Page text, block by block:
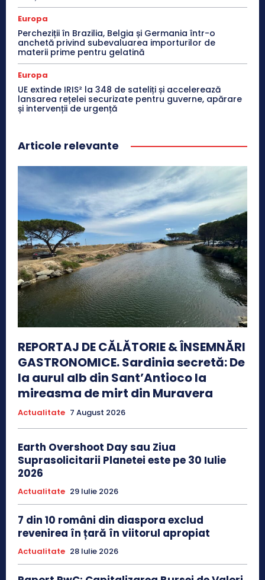
Europa
Percheziții în Brazilia, Belgia și Germania într-o
anchetă privind subevaluarea importurilor de
materii prime pentru gelatină
Europa
UE extinde IRIS² la 348 de sateliți și accelerează
lansarea rețelei securizate pentru guverne, apărare
și intervenții de urgență
Articole relevante
REPORTAJ DE CĂLĂTORIE & ÎNSEMNĂRI
GASTRONOMICE. Sardinia secretă: De
la aurul alb din Sant’Antioco la
mireasma de mirt din Muravera
Actualitate 7 August 2026
Earth Overshoot Day sau Ziua
Suprasolicitarii Planetei este pe 30 Iulie
2026
Actualitate 29 Iulie 2026
7 din 10 români din diaspora exclud
revenirea în țară în viitorul apropiat
Actualitate 28 Iulie 2026